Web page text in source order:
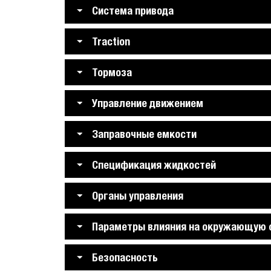
Система привода
Traction
Тормоза
Управление движением
Заправочные емкости
Спецификация жидкостей
Органы управления
Параметры влияния на окружающую
Безопасность